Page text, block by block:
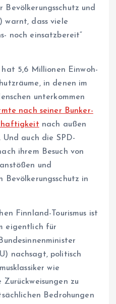
und
warnt, dass viele
noch einsatzbereit“
hat 5,6 Millionen Ein­woh­
in denen im
unterkommen
nach seiner Bunker-
nach außen
Und auch die SPD-
ihrem Besuch von
und
in
Finnland-Tourismus ist
eigentlich für
nachsagt, politisch
wie
zu
Bedrohungen